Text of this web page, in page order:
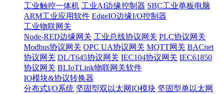
工业触控一体机 工业AI边缘控制器 SBC工业单板电脑
ARM工业应用软件 EdgeIO边缘I/O控制器
工业物联网关
Node-RED边缘网关 工业总线协议网关 PLC协议网关
Modbus协议网关 OPC UA协议网关 MQTT网关 BACnet
协议网关 DL/T645协议网关 IEC104协议网关 IEC61850
协议网关 BLIoTLink物联网关软件
IO模块&协议转换器
分布式I/O系统 坚固型双以太网IO模块 坚固型单以太网